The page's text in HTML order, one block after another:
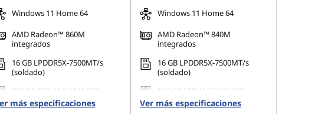
Windows 11 Home 64
AMD Radeon™ 860M
integrados
16 GB LPDDR5X-7500MT/s
(soldado)
512 GB SSD M.2 2242 PCIe
Gen4 TLC
más especificaciones
Windows 11 Home 64
AMD Radeon™ 840M
integrados
16 GB LPDDR5X-7500MT/s
(soldado)
512 GB SSD M.2 2242 PCIe
Gen4 TLC
Ver más especificaciones